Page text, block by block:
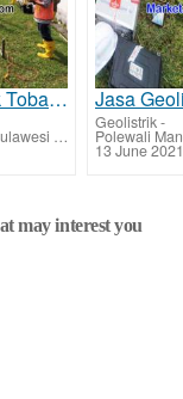
Jasa Geolistrik Tobadak - Mamuju Tengah Mencari Sumber Mata Air Bawah Tanah Tarif Biaya Per Titik Mu
Mamuju Tengah (Sulawesi Barat)
Geolistrik-
13 June 2021
may interest you